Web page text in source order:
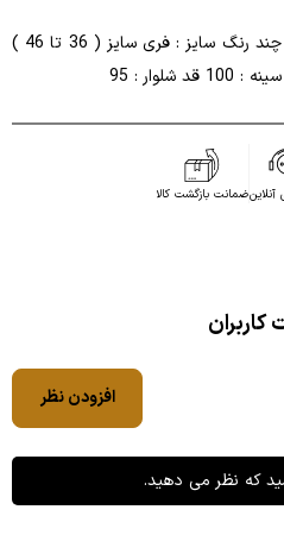
ست جنس : ساتن پلیسه رنگ : در چند رنگ سایز : فری سایز ( 36 تا 46 )
آنلاینضمانت بازگشت کالا
کاربران
افزودن نظر
که نظر می دهید.